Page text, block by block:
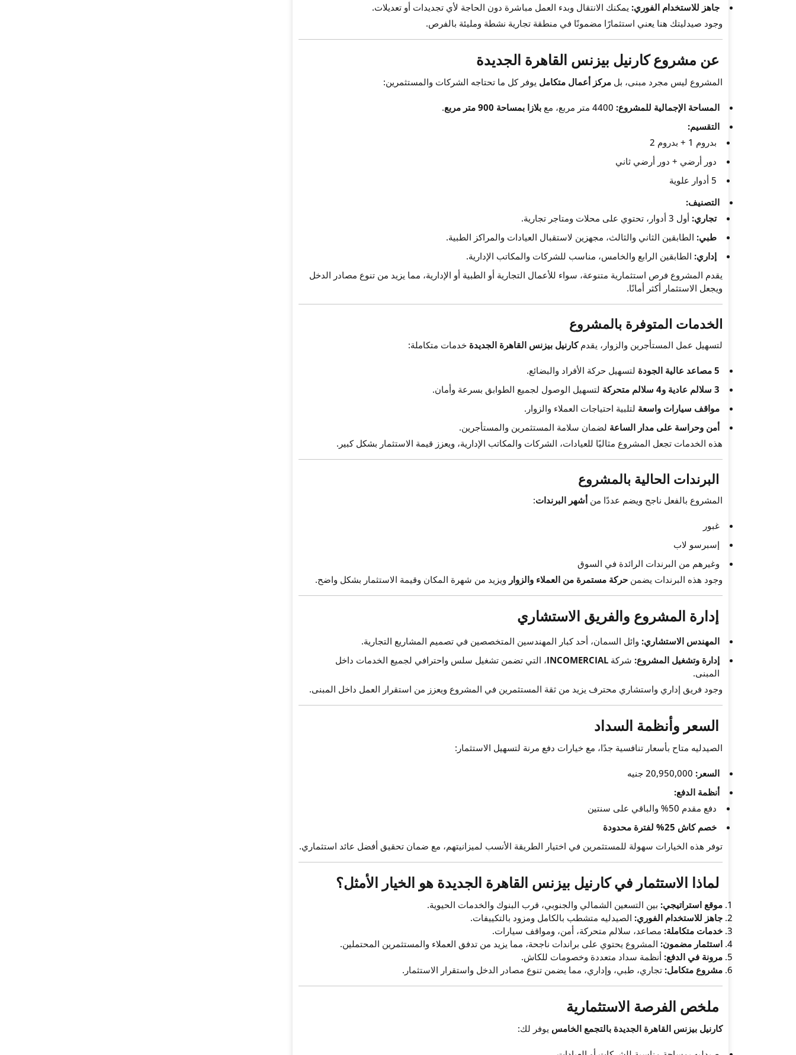
جاهز للاستخدام الفوري: يمكنك الانتقال وبدء العمل مباشرة دون الحاجة لأي تجديدات أو تعديلات.
وجود صيدليتك هنا يعني استثمارًا مضمونًا في منطقة تجارية نشطة ومليئة بالفرص.
عن مشروعكارنيل بيزنس القاهرة الجديدة
المشروع ليس مجرد مبنى، بل مركز أعمال متكامل يوفر كل ما تحتاجه الشركات والمستثمرين:
المساحة الإجمالية للمشروع: بلازا بمساحة 900 متر مربع
.
التقسيم:
بدروم 1 + بدروم 2
دور أرضي + دور أرضي ثاني
5 أدوار علوية
التصنيف:
تجاري: أول 3 أدوار، تحتوي على محلات ومتاجر تجارية.
طبي: الطابقين الثاني والثالث، مجهزين لاستقبال العيادات والمراكز الطبية.
إداري: الطابقين الرابع والخامس، مناسب للشركات والمكاتب الإدارية.
يقدم المشروع فرص استثمارية متنوعة، سواء للأعمال التجارية أو الطبية أو الإدارية، مما يزيد من تنوع مصادر الدخل
ويجعل الاستثمار أكثر أمانًا.
الخدمات المتوفرة بالمشروع
لتسهيل عمل المستأجرين والزوار، يقدمكارنيل بيزنس القاهرة الجديدة خدمات متكاملة:
5 مصاعد عالية الجودة
لتسهيل حركة الأفراد والبضائع.
3 سلالم عادية و4 سلالم متحركة
لتسهيل الوصول لجميع الطوابق بسرعة وأمان.
مواقف سيارات واسعة لتلبية احتياجات العملاء والزوار.
أمن وحراسة على مدار الساعة لضمان سلامة المستثمرين والمستأجرين.
هذه الخدمات تجعل المشروع مثاليًا للعيادات، الشركات والمكاتب الإدارية، ويعزز قيمة الاستثمار بشكل كبير.
البرندات الحالية بالمشروع
المشروع بالفعل ناجح ويضم عددًا من أشهر البرندات:
غبور
إسبرسو لاب
وغيرهم من البرندات الرائدة في السوق
وجود هذه البرندات يضمن حركة مستمرة من العملاء والزوار ويزيد من شهرة المكان وقيمة الاستثمار بشكل واضح.
إدارة المشروع والفريق الاستشاري
المهندس الاستشاري: وائل السمان، أحد كبار المهندسين المتخصصين في تصميم المشاريع التجارية.
إدارة وتشغيل المشروع: شركة INCOMERCIAL، التي تضمن تشغيل سلس واحترافي لجميع الخدمات داخل
المبنى.
وجود فريق إداري واستشاري محترف يزيد من ثقة المستثمرين في المشروع ويعزز من استقرار العمل داخل المبنى.
السعر وأنظمة السداد
الصيدليه متاح بأسعار تنافسية جدًا، مع خيارات دفع مرنة لتسهيل الاستثمار:
السعر:
أنظمة الدفع:
دفع مقدم 50% والباقي على سنتين
خصم كاش 25% لفترة محدودة
توفر هذه الخيارات سهولة للمستثمرين في اختيار الطريقة الأنسب لميزانيتهم، مع ضمان تحقيق أفضل عائد استثماري.
لماذا الاستثمار فيكارنيل بيزنس القاهرة الجديدة هو الخيار الأمثل؟
موقع استراتيجي: بين التسعين الشمالي والجنوبي، قرب البنوك والخدمات الحيوية.
جاهز للاستخدام الفوري: الصيدليه متشطب بالكامل ومزود بالتكييفات.
خدمات متكاملة: مصاعد، سلالم متحركة، أمن، ومواقف سيارات.
استثمار مضمون: المشروع يحتوي على براندات ناجحة، مما يزيد من تدفق العملاء والمستثمرين المحتملين.
مرونة في الدفع: أنظمة سداد متعددة وخصومات للكاش.
مشروع متكامل: تجاري، طبي، وإداري، مما يضمن تنوع مصادر الدخل واستقرار الاستثمار.
ملخص الفرصة الاستثمارية
كارنيل بيزنس القاهرة الجديدة بالتجمع الخامس يوفر لك: